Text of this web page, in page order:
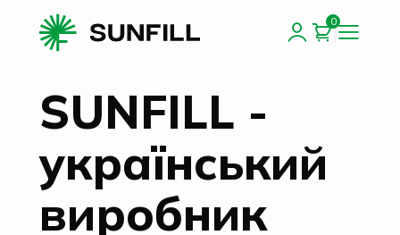
0
SUNFILL -
український
виробник